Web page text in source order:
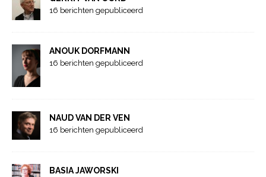
16 berichten gepubliceerd
ANOUK DORFMANN
16 berichten gepubliceerd
NAUD VAN DER VEN
16 berichten gepubliceerd
BASIA JAWORSKI